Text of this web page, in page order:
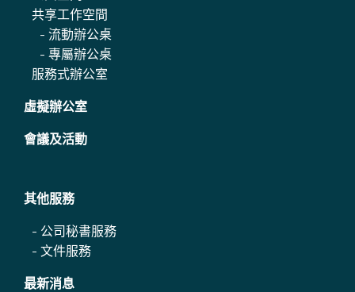
共享工作空間
- 流動辦公桌
- 專屬辦公桌
服務式辦公室
虛擬辦公室
會議及活動
其他服務
- 公司秘書服務
- 文件服務
最新消息